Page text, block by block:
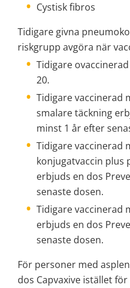
Cystisk fibros
Tidigare givna
riskgrupp avgöra när
Tidigare
20.
Tidigare vaccinerad
smalare täckning
minst 1 år efter
Tidigare vaccinerad
konjugatvaccin plus
erbjuds en dos
senaste dosen.
Tidigare vaccinerad
erbjuds en dos
senaste dosen.
För personer med
dos Capvaxive istället